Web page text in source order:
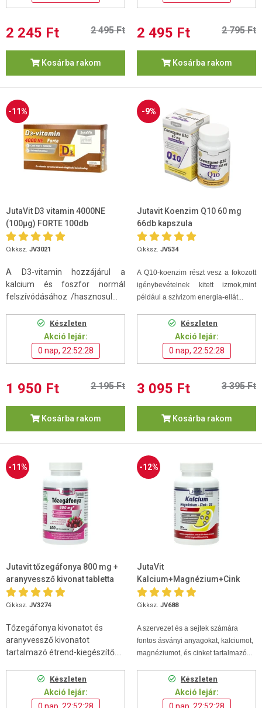
2 245 Ft 2 495 Ft
Kosárba rakom
2 495 Ft 2 795 Ft
Kosárba rakom
-11%
JutaVit D3 vitamin 4000NE
(100µg) FORTE 100db
Cikksz. JV3021
A D3-vitamin hozzájárul a
kalcium és foszfor normál
felszívódásához /hasznosul...
Készleten
Akció lejár:
0 nap, 22:52:27
1 950 Ft 2 195 Ft
Kosárba rakom
-9%
Jutavit Koenzim Q10 60 mg
66db kapszula
Cikksz. JV534
A Q10-koenzim részt vesz a fokozott
igénybevételnek kitett izmok,mint
például a szívizom energia-ellát...
Készleten
Akció lejár:
0 nap, 22:52:27
3 095 Ft 3 395 Ft
Kosárba rakom
-11%
Jutavit tőzegáfonya 800 mg +
aranyvessző kivonat tabletta
100db
Cikksz. JV3274
Tőzegáfonya kivonatot és
aranyvessző kivonatot
tartalmazó étrend-kiegészítő....
Készleten
Akció lejár:
-12%
JutaVit
Kalcium+Magnézium+Cink
Forte 90 db
Cikksz. JV688
A szervezet és a sejtek számára
fontos ásványi anyagokat, kalciumot,
magnéziumot, és cinket tartalmazó...
Készleten
Akció lejár: